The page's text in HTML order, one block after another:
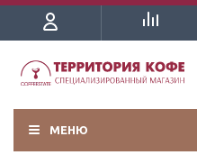
МЕНЮ